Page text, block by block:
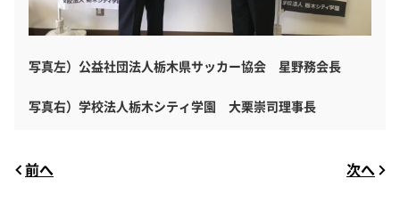
写真左）公益社団法人栃木県サッカー協会 星野務会長
写真右）学校法人栃木シティ学園 大栗崇司理事長
前へ 次へ